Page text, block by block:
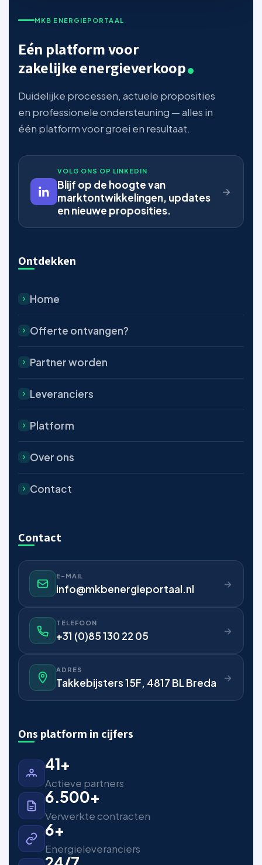
MKB ENERGIEPORTAAL
Eén platform voor
zakelijke energieverkoop
Duidelijke processen, actuele proposities
en professionele ondersteuning — alles in
één platform voor groei en resultaat.
VOLG ONS OP LINKEDIN
Blijf op de hoogte van
marktontwikkelingen, updates
en nieuwe proposities.
Ontdekken
Home
Offerte ontvangen?
Partner worden
Leveranciers
Platform
Over ons
Contact
Contact
E-MAIL
info@mkbenergieportaal.nl
TELEFOON
+31 (0)85 130 22 05
ADRES
Takkebijsters 15F, 4817 BL Breda
Ons platform in cijfers
41+
Actieve partners
6.500+
Verwerkte contracten
6+
Energieleveranciers